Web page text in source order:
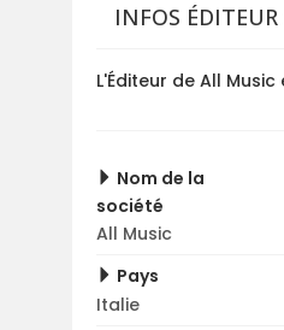
INFOS
L'Éditeur de All Music
Nom de la
société
All Music
Pays
Italie